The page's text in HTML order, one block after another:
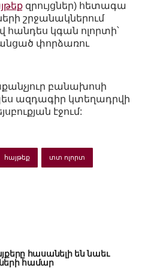
զրույցներ) հետագա
շրջանակներում
հանդես կգան ոլորտի՝
փորձառու
բանախոսի
ազդագիր կտեղադրվի
էջում:
հայթեք տտ ոլորտ
հասանելի են նաեւ
համար